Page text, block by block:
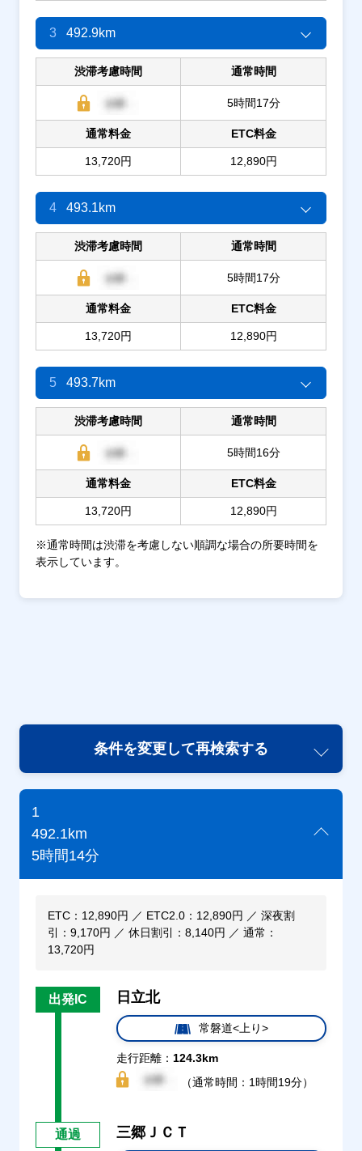
3 492.9km
渋滞考慮時間 通常時間
5時間17分
通常料金
13,720円
ETC料金
12,890円
4 493.1km
渋滞考慮時間 通常時間
5時間17分
通常料金
13,720円
ETC料金
12,890円
5 493.7km
渋滞考慮時間 通常時間
5時間16分
通常料金
13,720円
ETC料金
12,890円
※通常時間は渋滞を考慮しない順調な場合の所要時間を
表示しています。
条件を変更して再検索する
1
492.1km
5時間14分
ETC：12,890円 ／ ETC2.0：12,890円 ／ 深夜割
引：9,170円 ／ 休日割引：8,140円 ／ 通常：
13,720円
出発IC 日立北
常磐道<上り>
走行距離： 124.3km
（通常時間：1時間19分）
通過 三郷ＪＣＴ